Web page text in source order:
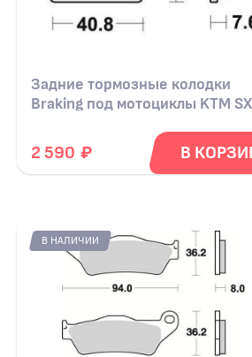
Задние тормозные колодки
Braking под мотоциклы KTM
2 590 ₽ В
В НАЛИЧИИ